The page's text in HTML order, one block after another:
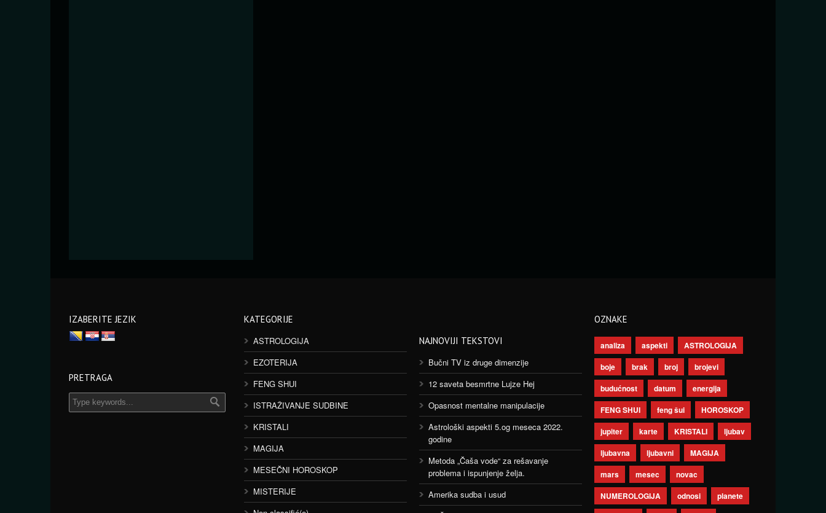
IZABERITE JEZIK
PRETRAGA
KATEGORIJE
ASTROLOGIJA
EZOTERIJA
FENG SHUI
ISTRAŽIVANJE SUDBINE
KRISTALI
MAGIJA
MESEČNI HOROSKOP
MISTERIJE
NAJNOVIJI TEKSTOVI
Bučni TV iz druge dimenzije
12 saveta besmrtne Lujze Hej
Opasnost mentalne manipulacije
Astrološki aspekti 5.og meseca 2022.
godine
Metoda „Čaša vode“ za rešavanje
problema i ispunjenje želja.
Amerika sudba i usud
OZNAKE
analiza aspekti
ASTROLOGIJA
boje
brak broj
brojevi
budućnost
datum
energija
FENG SHUI
feng šui
HOROSKOP
jupiter
karte KRISTALI
ljubav
ljubavna
ljubavni
MAGIJA
mars
mesec
novac
NUMEROLOGIJA
odnosi
planete